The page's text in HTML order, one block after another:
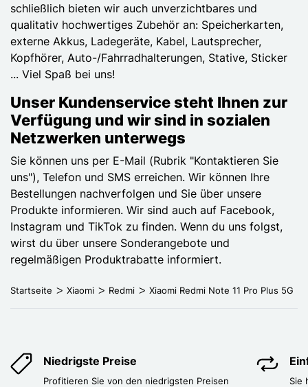
schließlich bieten wir auch unverzichtbares und
qualitativ hochwertiges Zubehör an: Speicherkarten,
externe Akkus, Ladegeräte, Kabel, Lautsprecher,
Kopfhörer, Auto-/Fahrradhalterungen, Stative, Sticker
... Viel Spaß bei uns!
Unser Kundenservice steht Ihnen zur
Verfügung und wir sind in sozialen
Netzwerken unterwegs
Sie können uns per E-Mail (Rubrik "Kontaktieren Sie
uns"), Telefon und SMS erreichen. Wir können Ihre
Bestellungen nachverfolgen und Sie über unsere
Produkte informieren. Wir sind auch auf Facebook,
Instagram und TikTok zu finden. Wenn du uns folgst,
wirst du über unsere Sonderangebote und
regelmäßigen Produktrabatte informiert.
Startseite Xiaomi Redmi Xiaomi Redmi Note 11 Pro Plus 5G
Niedrigste Preise
Profitieren Sie von den niedrigsten Preisen
Sie